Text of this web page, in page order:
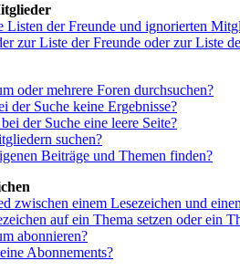
Listen der Freunde und ignorierten
zur Liste der Freunde oder zur Liste
oder mehrere Foren durchsuchen?
der Suche keine Ergebnisse?
der Suche eine leere Seite?
suchen?
Beiträge und Themen finden?
zwischen einem Lesezeichen und
auf ein Thema setzen oder ein
abonnieren?
Abonnements?